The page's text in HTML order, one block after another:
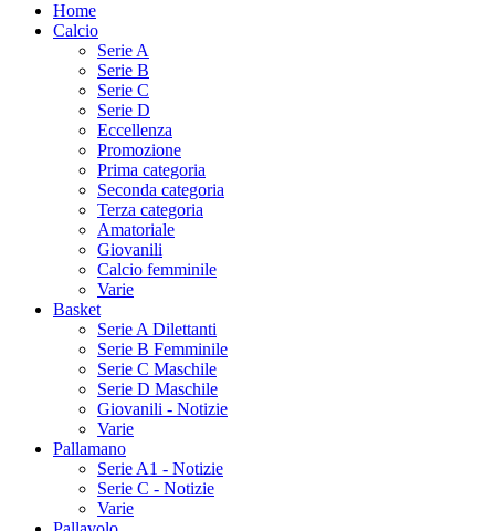
Home
Calcio
Serie A
Serie B
Serie C
Serie D
Eccellenza
Promozione
Prima categoria
Seconda categoria
Terza categoria
Amatoriale
Giovanili
Calcio femminile
Varie
Basket
Serie A Dilettanti
Serie B Femminile
Serie C Maschile
Serie D Maschile
Giovanili - Notizie
Varie
Pallamano
Serie A1 - Notizie
Serie C - Notizie
Varie